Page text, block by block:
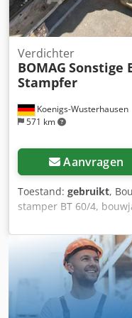
Koenigs-Wusterhausen
571 km
Verdichter
BOMAG Sonstige
Stampfer
Aanvragen
Toestand: gebruikt,
stamper BT 60/4,
afmetingen voet:
/ 2,5 kW Dcedpevxpc
bedrijven. BIJ EXPORT
TOEPASSING!!!!! ALLE
BETREKKING TOT
voor alle
facturen, bestellingen